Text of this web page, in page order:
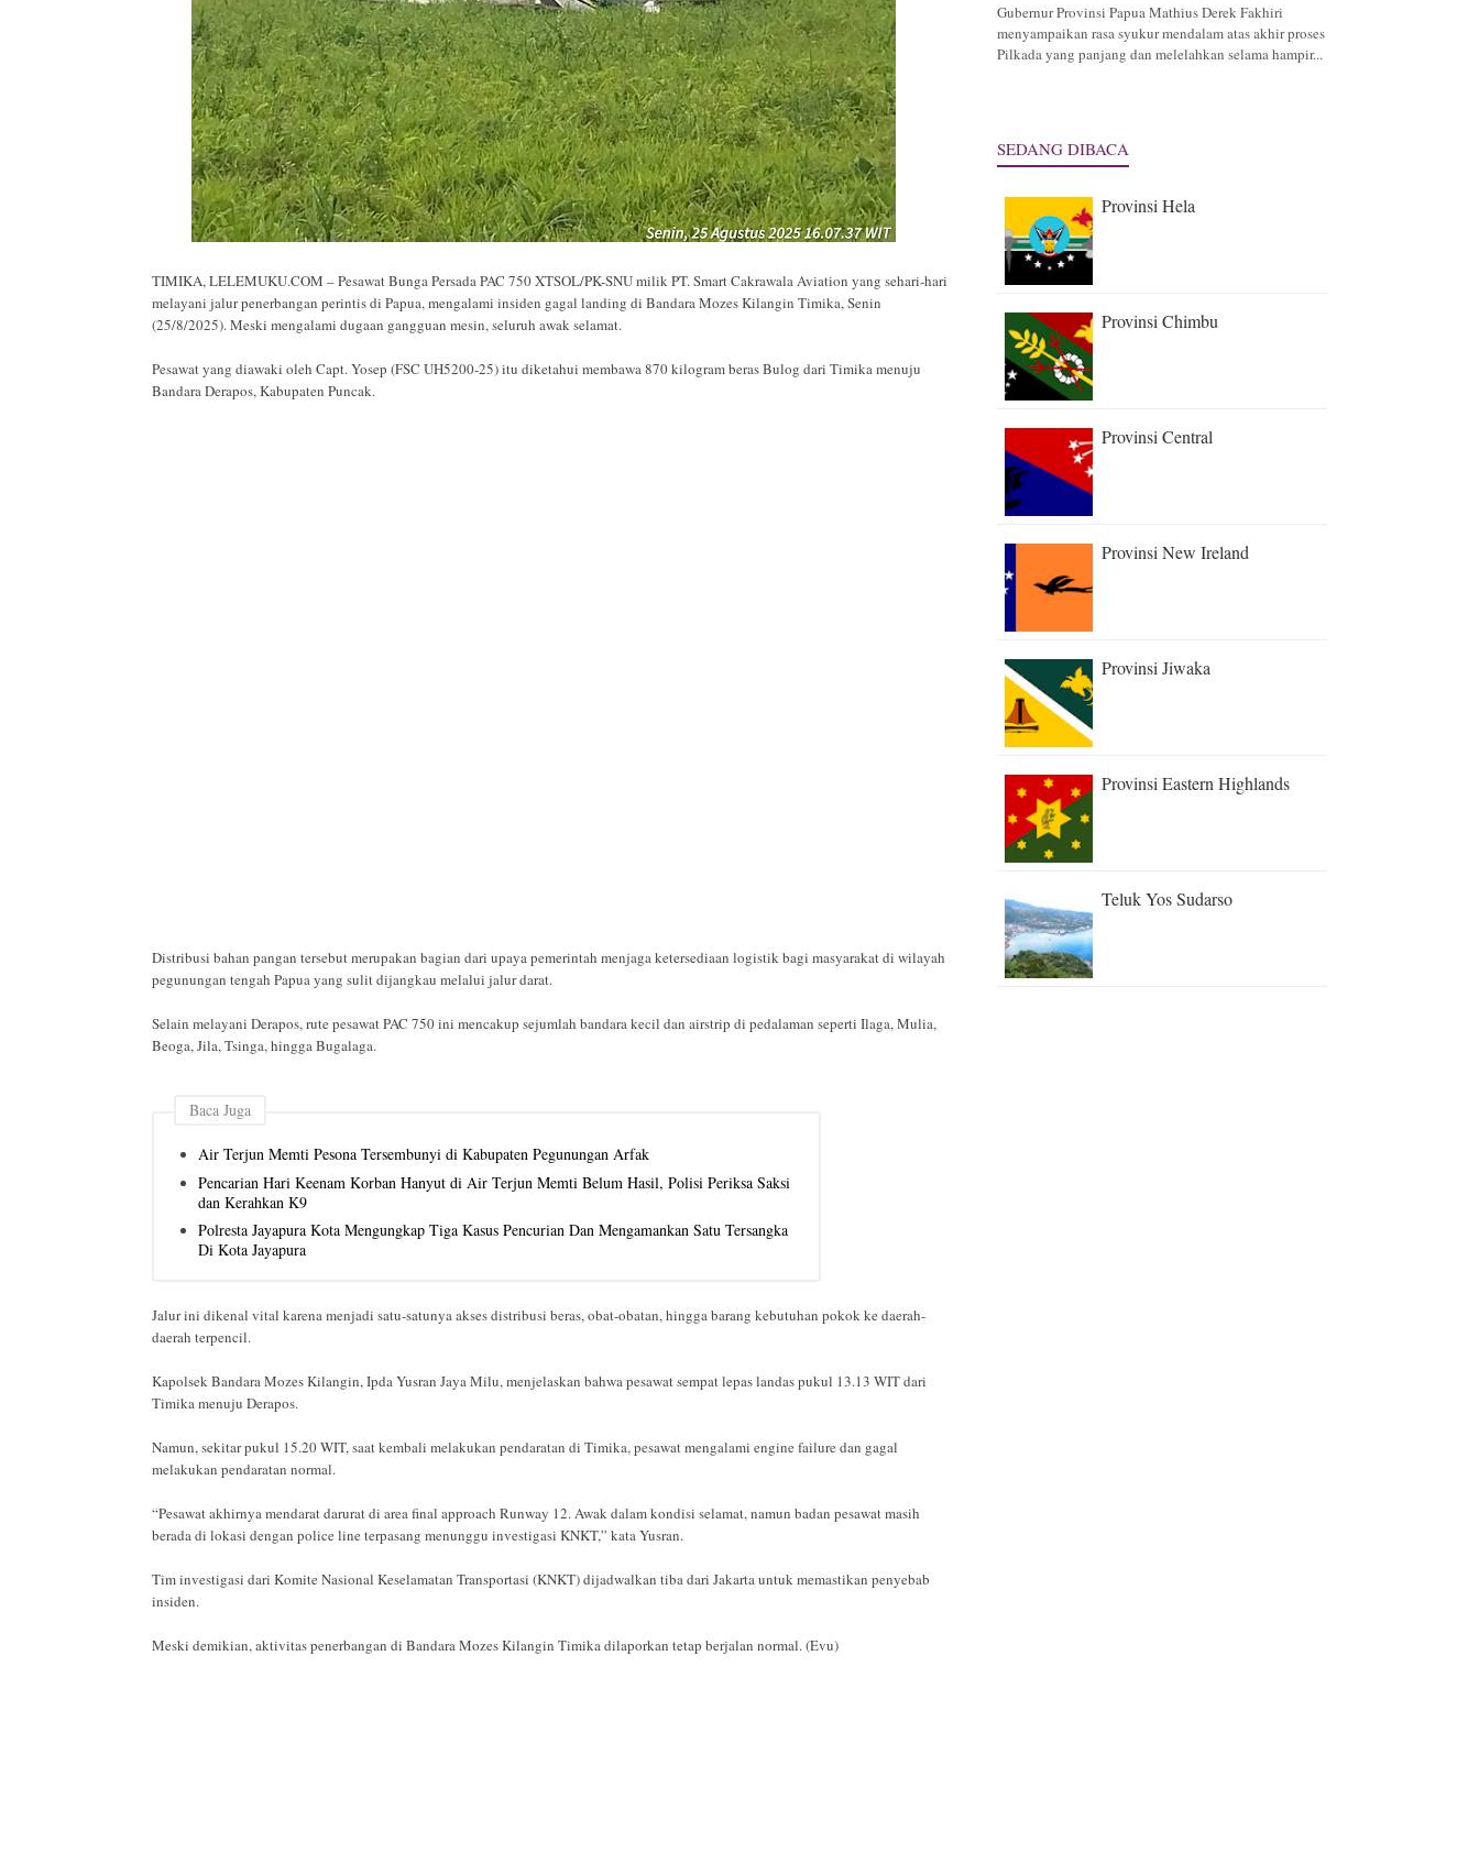
TIMIKA, LELEMUKU.COM – Pesawat Bunga Persada PAC 750 XTSOL/PK-SNU milik PT. Smart Cakrawala Aviation yang sehari-hari
melayani jalur penerbangan perintis di Papua, mengalami insiden gagal landing di Bandara Mozes Kilangin Timika, Senin
(25/8/2025). Meski mengalami dugaan gangguan mesin, seluruh awak selamat.
Pesawat yang diawaki oleh Capt. Yosep (FSC UH5200-25) itu diketahui membawa 870 kilogram beras Bulog dari Timika menuju
Bandara Derapos, Kabupaten Puncak.
Distribusi bahan pangan tersebut merupakan bagian dari upaya pemerintah menjaga ketersediaan logistik bagi masyarakat di wilayah
pegunungan tengah Papua yang sulit dijangkau melalui jalur darat.
Selain melayani Derapos, rute pesawat PAC 750 ini mencakup sejumlah bandara kecil dan airstrip di pedalaman seperti Ilaga, Mulia,
Beoga, Jila, Tsinga, hingga Bugalaga.
Baca Juga
Air Terjun Memti Pesona Tersembunyi di Kabupaten Pegunungan Arfak
Pencarian Hari Keenam Korban Hanyut di Air Terjun Memti Belum Hasil, Polisi Periksa Saksi
dan Kerahkan K9
Polresta Jayapura Kota Mengungkap Tiga Kasus Pencurian Dan Mengamankan Satu Tersangka
Di Kota Jayapura
Jalur ini dikenal vital karena menjadi satu-satunya akses distribusi beras, obat-obatan, hingga barang kebutuhan pokok ke daerah-
daerah terpencil.
Kapolsek Bandara Mozes Kilangin, Ipda Yusran Jaya Milu, menjelaskan bahwa pesawat sempat lepas landas pukul 13.13 WIT dari
Timika menuju Derapos.
Namun, sekitar pukul 15.20 WIT, saat kembali melakukan pendaratan di Timika, pesawat mengalami engine failure dan gagal
melakukan pendaratan normal.
“Pesawat akhirnya mendarat darurat di area final approach Runway 12. Awak dalam kondisi selamat, namun badan pesawat masih
berada di lokasi dengan police line terpasang menunggu investigasi KNKT,” kata Yusran.
Tim investigasi dari Komite Nasional Keselamatan Transportasi (KNKT) dijadwalkan tiba dari Jakarta untuk memastikan penyebab
insiden.
Meski demikian, aktivitas penerbangan di Bandara Mozes Kilangin Timika dilaporkan tetap berjalan normal. (Evu)
Gubernur Provinsi Papua Mathius Derek Fakhiri
menyampaikan rasa syukur mendalam atas akhir proses
Pilkada yang panjang dan melelahkan selama hampir...
SEDANG DIBACA
Provinsi Hela
Provinsi Chimbu
Provinsi Central
Provinsi New Ireland
Provinsi Jiwaka
Provinsi Eastern Highlands
Teluk Yos Sudarso